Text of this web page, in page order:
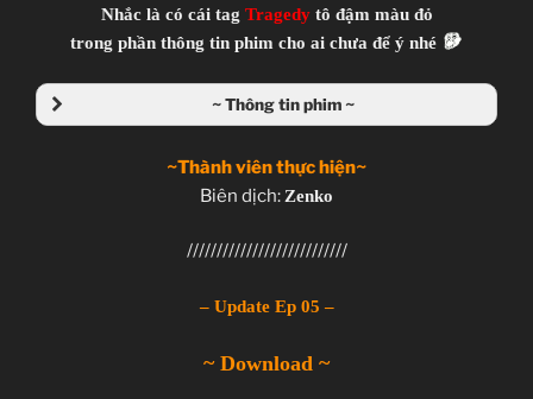
Nhắc là có cái tag Tragedytô đậm màu đỏ
trong phần thông tin phim cho ai chưa để ý nhé
~ Thông tin phim ~
~Thành viên thực hiện~
Biên dịch: Zenko
///////////////////////////
– Update Ep 05 –
~ Download ~